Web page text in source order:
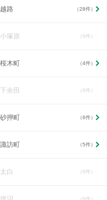
越路 （28件）
小塚原 （0件）
桜木町 （4件）
下余田 （0件）
砂押町 （6件）
諏訪町 （5件）
太白 （0件）
（0件）